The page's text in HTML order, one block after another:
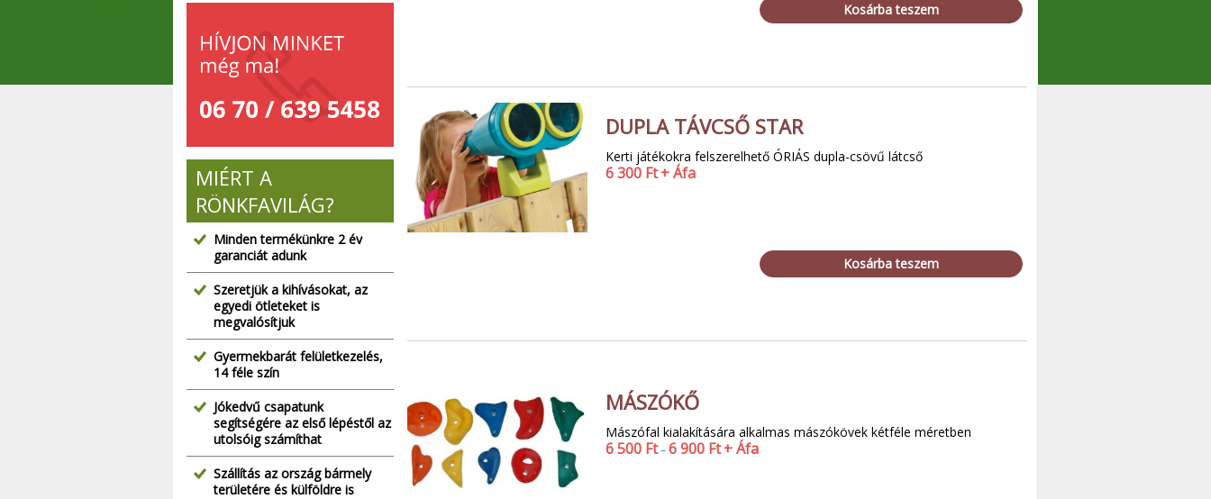
Kosárba teszem
DUPLA TÁVCSŐ STAR
Kerti játékokra felszerelhető ÓRIÁS dupla-csövű látcső
6 300 Ft+ Áfa
Kosárba teszem
MÁSZÓKŐ
Mászófal kialakítására alkalmas mászókövek kétféle méretben
6 500 Ft–6 900 Ft+ Áfa
MIÉRT A
RÖNKFAVILÁG?
Minden termékünkre 2 év
garanciát adunk
Szeretjük a kihívásokat, az
egyedi ötleteket is
megvalósítjuk
Gyermekbarát felületkezelés,
14 féle szín
Jókedvű csapatunk
segítségére az első lépéstől az
utolsóig számíthat
Szállítás az ország bármely
területére és külföldre is